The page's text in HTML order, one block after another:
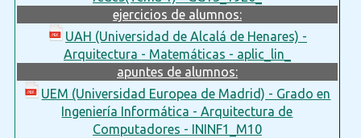
ejercicios de alumnos:
UAH (Universidad de Alcalá de Henares) -
Arquitectura - Matemáticas - aplic_lin_
apuntes de alumnos:
UEM (Universidad Europea de Madrid) - Grado en
Ingeniería Informática - Arquitectura de
Computadores - ININF1_M10